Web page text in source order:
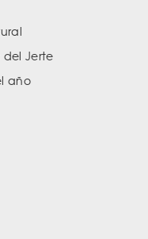
del Jerte
año